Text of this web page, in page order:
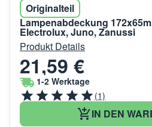
Originalteil
Lampenabdeckung
Electrolux, Juno, Zanussi
Produkt Details
21,59 €
1-2 Werktage
(1)
IN DEN